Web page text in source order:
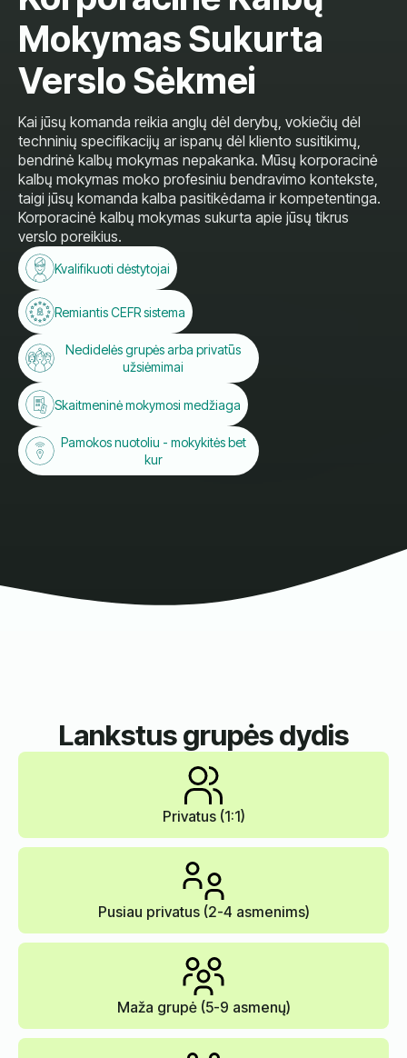
Mokymas Sukurta
Verslo Sėkmei
Kai jūsų komanda reikia anglų dėl derybų, vokiečių dėl
techninių specifikacijų ar ispanų dėl kliento susitikimų,
bendrinė kalbų mokymas nepakanka. Mūsų korporacinė
kalbų mokymas moko profesiniu bendravimo kontekste,
taigi jūsų komanda kalba pasitikėdama ir kompetentinga.
Korporacinė kalbų mokymas sukurta apie jūsų tikrus
verslo poreikius.
Kvalifikuoti dėstytojai
Remiantis CEFR sistema
Nedidelės grupės arba privatūs
užsiėmimai
Skaitmeninė mokymosi medžiaga
Pamokos nuotoliu - mokykitės bet
kur
Lankstus grupės dydis
Privatus (1:1)
Pusiau privatus (2-4 asmenims)
Maža grupė (5-9 asmenų)